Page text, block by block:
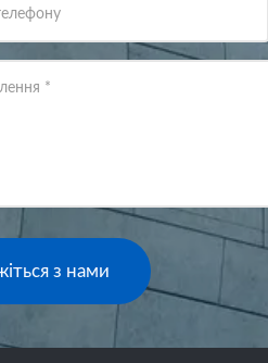
*
з нами